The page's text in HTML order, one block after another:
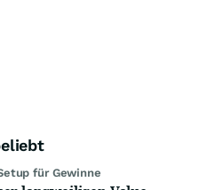
für Gewinne